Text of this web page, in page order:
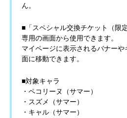
ん。
■「スペシャル交換チケット（限
専用の画面から使用できます。
マイページに表示されるバナー
面に移動できます。
■対象キャラ
・ペコリーヌ（サマー）
・スズメ（サマー）
・キャル（サマー）